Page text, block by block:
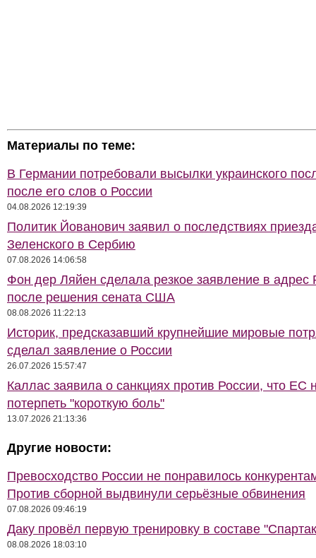
Материалы по теме:
В Германии потребовали высылки украинского
после его слов о России
04.08.2026 12:19:39
Политик Йованович заявил о последствиях
Зеленского в Сербию
07.08.2026 14:06:58
Фон дер Ляйен сделала резкое заявление в адрес
после решения сената США
08.08.2026 11:22:13
Историк, предсказавший крупнейшие мировые
сделал заявление о России
26.07.2026 15:57:47
Каллас заявила о санкциях против России, что ЕС
потерпеть "короткую боль"
13.07.2026 21:13:36
Другие новости:
Превосходство России не понравилось
Против сборной выдвинули серьёзные обвинения
07.08.2026 09:46:19
Даку провёл первую тренировку в составе
08.08.2026 18:03:10